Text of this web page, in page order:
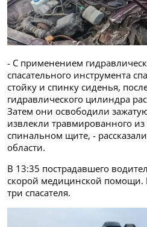
- С применением
спасательного инструмента
стойку и спинку сиденья,
гидравлического цилиндра
Затем они освободили
извлекли травмированного
спинальном щите, -
области.
В 13:35 пострадавшего
скорой медицинской помощи.
три спасателя.